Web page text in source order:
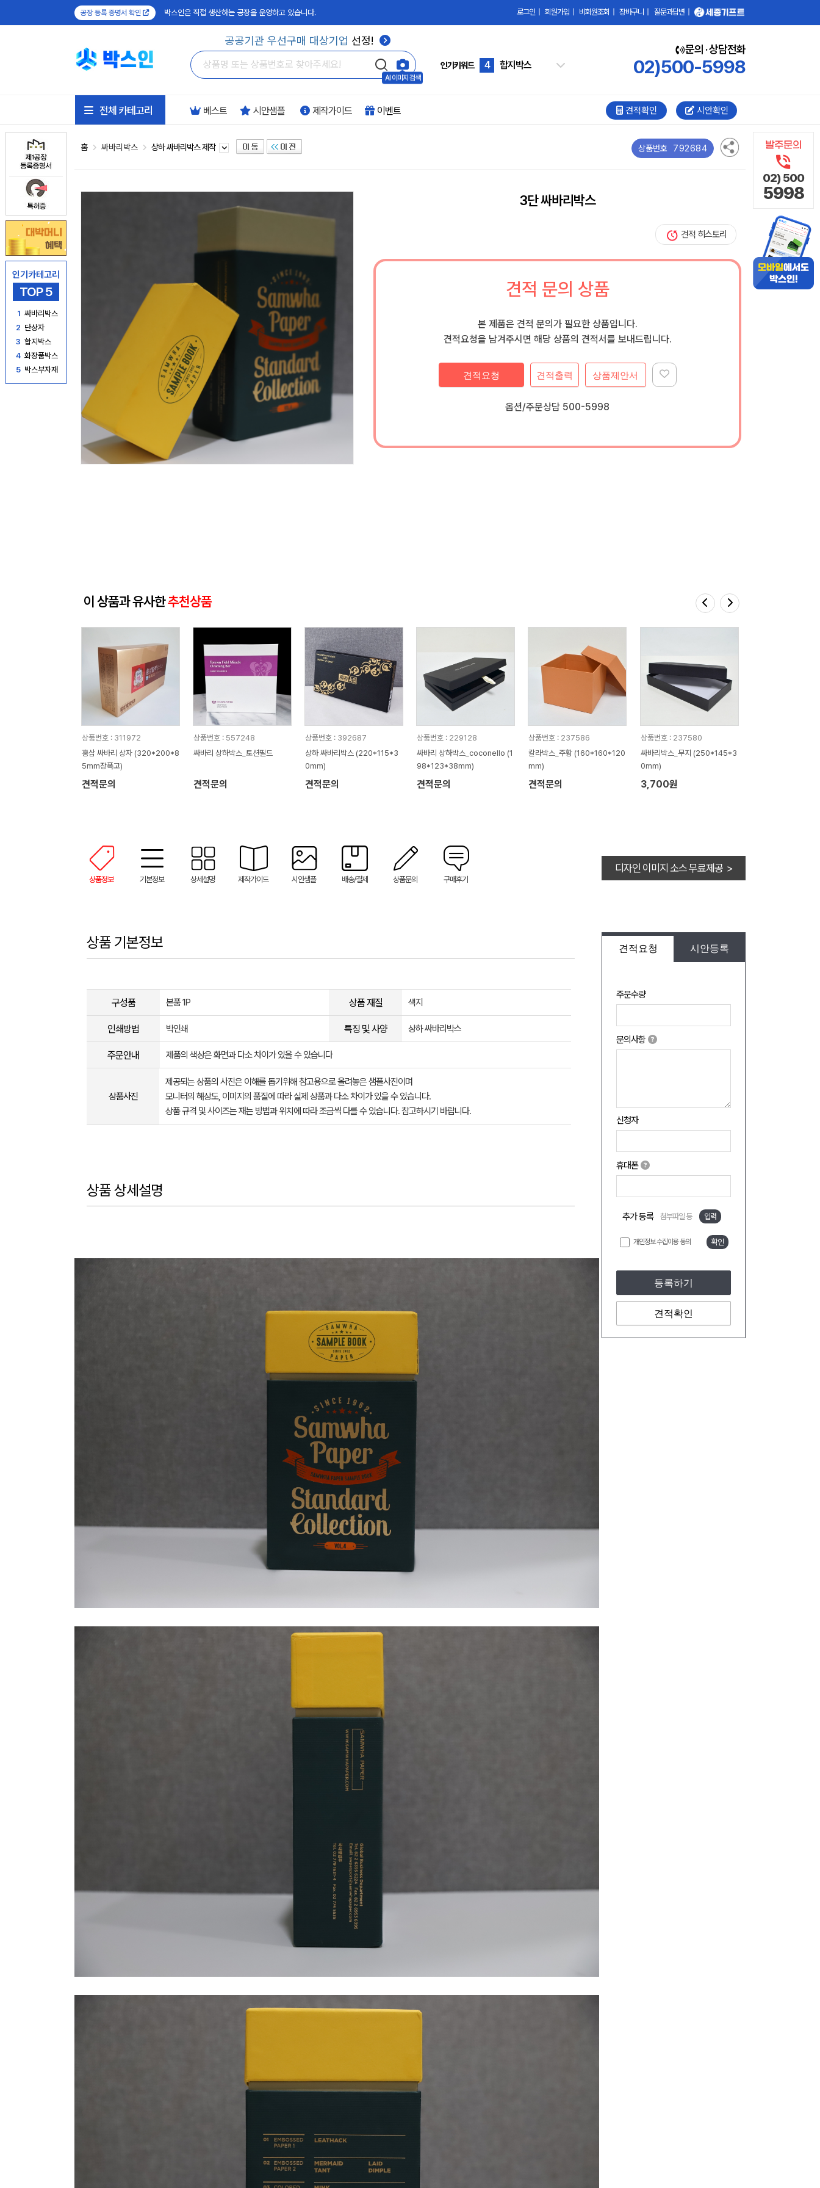
공장 등록 증명서 확인 박스인은 직접 생산하는 공장을 운영하고 있습니다. 로그인 회원가입 비회원조회 장바구니 질문과답변
공공기관 우선구매 대상기업 선정!
AI 이미지 검색
인기키워드
칼라박스
5
골판지
싸바리박스
문의 · 상담전화
02)500-5998
인기카테고리
TOP 5
1 싸바리박스
2 단상자
3 합지박스
4 화장품박스
5 박스부자재
02) 500
5998
전체 카테고리 베스트 시안샘플 제작가이드 이벤트 견적확인 시안확인
홈 싸바리박스 상하 싸바리박스 제작 상품번호 792684
3단 싸바리박스
견적 히스토리
견적 문의 상품
본 제품은 견적 문의가 필요한 상품입니다.
견적요청을 남겨주시면 해당 상품의 견적서를 보내드립니다.
견적요청 상품제안서
견적출력
옵션/주문상담 500-5998
이 상품과 유사한추천상품
상품번호 : 311972
홍삼 싸바리 상자 (320*200*8
5mm장폭고)
견적문의
상품번호 : 557248
싸바리 상하박스_토션필드
견적문의
상품번호 : 392687
상하 싸바리박스 (220*115*3
0mm)
견적문의
상품번호 : 229128
싸바리 상하박스_coconello (1
98*123*38mm)
견적문의
상품번호 : 237586
칼라박스_주황 (160*160*120
mm)
견적문의
상품번호 : 237580
싸바리박스_무지 (250*145*3
0mm)
3,700원
상품정보 기본정보 상세설명 제작가이드 시안샘플 배송/결제 상품문의 구매후기
디자인 이미지 소스 무료제공 >
견적요청 시안등록
주문수량
문의사항
신청자
휴대폰
추가 등록 첨부파일 등 입력
개인정보 수집이용 동의 확인
등록하기
견적확인
상품 기본정보
구성품 본품 1P 상품 재질 색지
인쇄방법 박인쇄 특징 및 사양 상하 싸바리박스
주문안내 제품의 색상은 화면과 다소 차이가 있을 수 있습니다
상품사진
제공되는 상품의 사진은 이해를 돕기위해 참고용으로 올려놓은 샘플사진이며
모니터의 해상도, 이미지의 품질에 따라 실제 상품과 다소 차이가 있을 수 있습니다.
상품 규격 및 사이즈는 재는 방법과 위치에 따라 조금씩 다를 수 있습니다. 참고하시기 바랍니다.
상품 상세설명